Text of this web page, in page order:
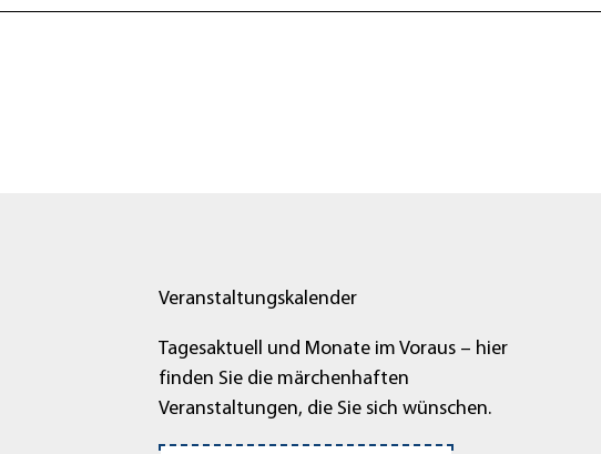
Veranstaltungskalender
Tagesaktuell und Monate im Voraus – hier
finden Sie die märchenhaften
Veranstaltungen, die Sie sich wünschen.